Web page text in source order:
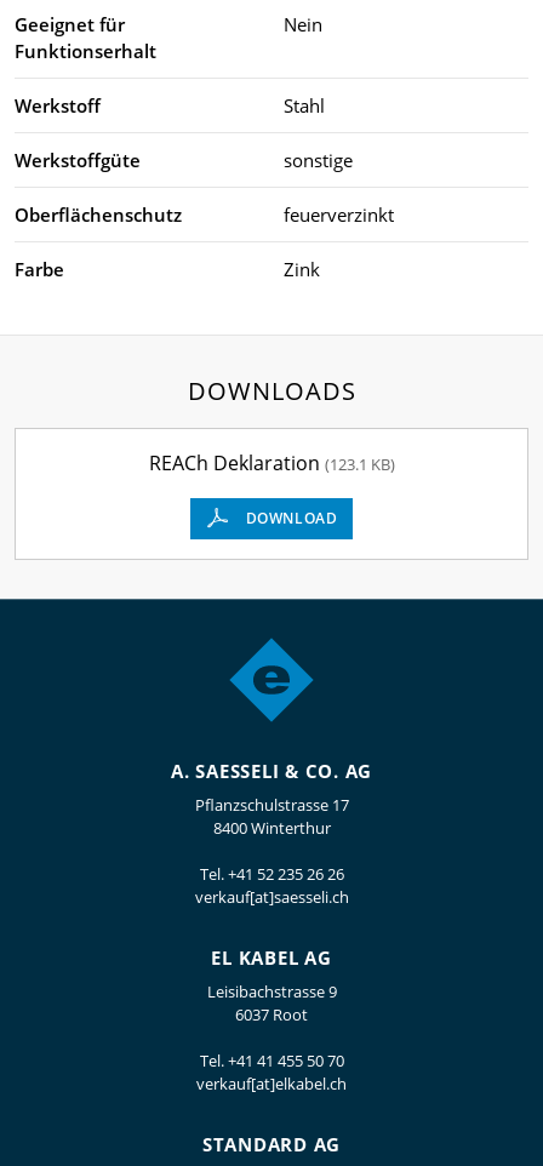
Geeignet für
Funktionserhalt
Nein
Werkstoff Stahl
Werkstoffgüte sonstige
Oberflächenschutz feuerverzinkt
Farbe Zink
DOWNLOADS
REACh Deklaration (123.1 KB)
DOWNLOAD
A. SAESSELI & CO. AG
Pflanzschulstrasse 17
8400 Winterthur
Tel.+41 52 235 26 26
verkauf[at]saesseli.ch
EL KABEL AG
Leisibachstrasse 9
6037 Root
Tel.+41 41 455 50 70
verkauf[at]elkabel.ch
STANDARD AG